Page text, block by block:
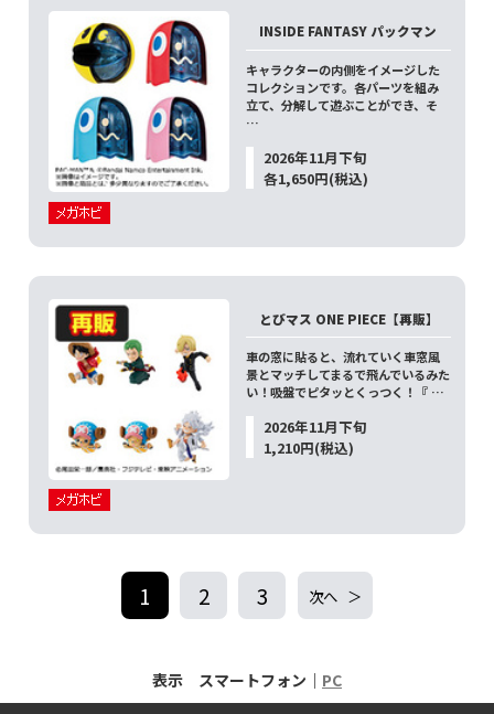
INSIDE FANTASY パックマン
キャラクターの内側をイメージした
コレクションです。各パーツを組み
立て、分解して遊ぶことができ、そ
…
2026年11月下旬
各1,650円(税込)
とびマス ONE PIECE【再販】
車の窓に貼ると、流れていく車窓風
景とマッチしてまるで飛んでいるみた
い！吸盤でピタッとくっつく！『 …
2026年11月下旬
1,210円(税込)
1 2 3 次へ
表示 スマートフォン｜ PC